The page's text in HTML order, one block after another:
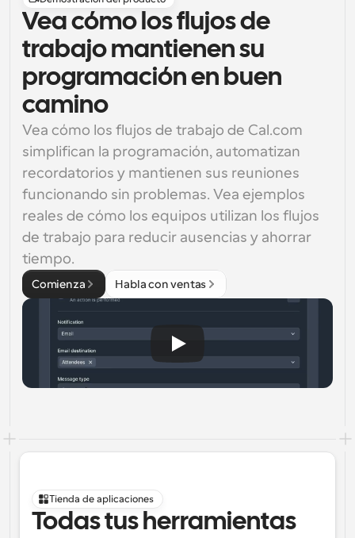
Vea cómo los flujos de
trabajo mantienen su
programación en buen
camino
Vea cómo los flujos de trabajo de Cal.com
simplifican la programación, automatizan
recordatorios y mantienen sus reuniones
funcionando sin problemas. Vea ejemplos
reales de cómo los equipos utilizan los flujos
de trabajo para reducir ausencias y ahorrar
tiempo.
Comienza Habla con ventas
Tienda de aplicaciones
Todas tus herramientas